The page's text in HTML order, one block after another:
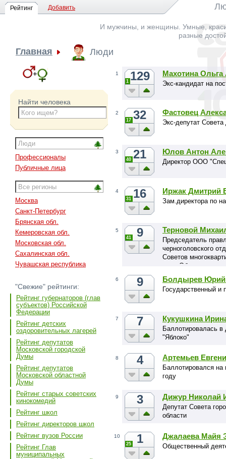
Рейтинг Добавить
И мужчины, и женщины. Умные,
разные
Главная Люди
Найти человека
Профессионалы
Публичные лица
Москва
Санкт-Петербург
Брянская обл.
Кемеровская обл.
Московская обл.
Сахалинская обл.
Чувашская республика
"Свежие" рейтинги:
Рейтинг губернаторов (глав
субъектов) Российской
Федерации
Рейтинг детских
оздоровительных лагерей
Рейтинг депутатов
Московской городской
Думы
Рейтинг депутатов
Московской областной
Думы
Рейтинг старых советских
кинокомедий
Рейтинг школ
Рейтинг директоров школ
Рейтинг вузов России
Рейтинг Глав
муниципальных
1 129
1
Махотина Ольга
Экс-кандидат на
2 32
17
Фастовец
Экс-депутат
3 21
40
Юлов Антон
Директор ООО
4 16
31
Иржак Дмитрий
Зам.директора по
5 9
41
Терновой
Председатель
черноголовского
Советов
член
6 9 Болдырев
Государственный и
7 7 Кукушкина
Баллотировалась в
"Яблоко"
8 4 Артемьев
Баллотировался на
году
9 3 Дижур Николай
Депутат Совета
области
10 1
25
Джалаева Майя
Общественный